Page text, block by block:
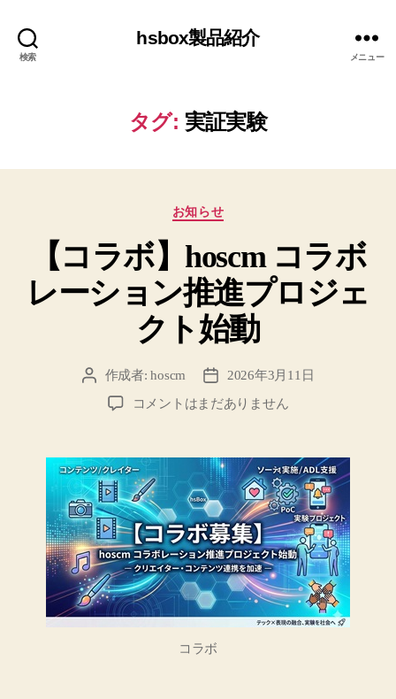
検索
hsbox製品紹介
メニュー
タグ: 実証実験
カ
ゴ
リ
ー
お知らせ
【コラボ】hoscm コラボ
レーション推進プロジェ
クト始動
投
作成者:hoscm
投
稿
日
2026年3月11日
【コ
hoscm
コ
ラ
ボ
レ
ー
シ
ョ
ン
コメントはまだありません
コラボ